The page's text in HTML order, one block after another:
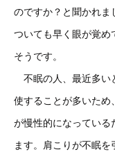
のですか？と聞かれま
ついても早く眼が覚め
そうです。
不眠の人、最近多い
使することが多いため
が慢性的になっている
ます。肩こりが不眠